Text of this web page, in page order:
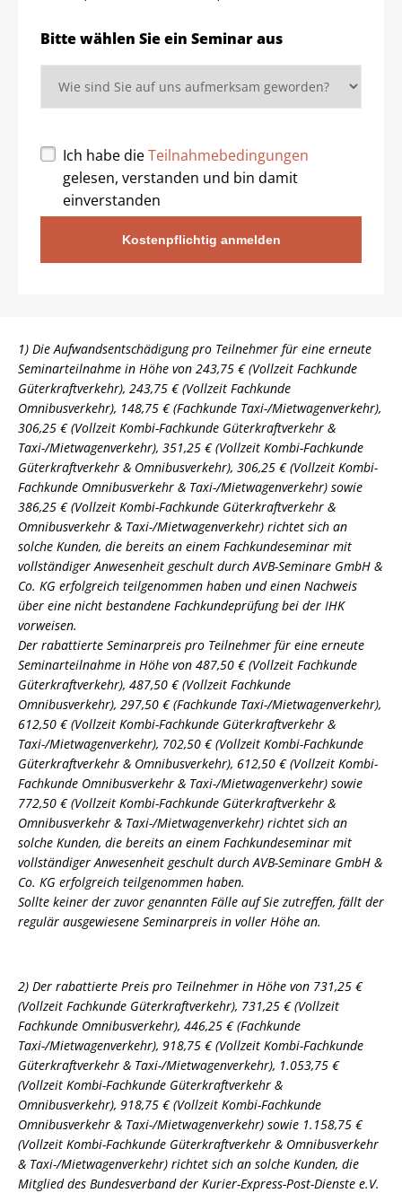
Bitte wählen Sie ein Seminar aus
Ich habe dieTeilnahmebedingungen
gelesen, verstanden und bin damit
einverstanden
Kostenpflichtig anmelden
1) Die Aufwandsentschädigung pro Teilnehmer für eine erneute
Seminarteilnahme in Höhe von 243,75 € (Vollzeit Fachkunde
Güterkraftverkehr), 243,75 € (Vollzeit Fachkunde
Omnibusverkehr), 148,75 € (Fachkunde Taxi-/Mietwagenverkehr),
306,25 € (Vollzeit Kombi-Fachkunde Güterkraftverkehr &
Taxi-/Mietwagenverkehr), 351,25 € (Vollzeit Kombi-Fachkunde
Güterkraftverkehr & Omnibusverkehr), 306,25 € (Vollzeit Kombi-
Fachkunde Omnibusverkehr & Taxi-/Mietwagenverkehr) sowie
386,25 € (Vollzeit Kombi-Fachkunde Güterkraftverkehr &
Omnibusverkehr & Taxi-/Mietwagenverkehr) richtet sich an
solche Kunden, die bereits an einem Fachkundeseminar mit
vollständiger Anwesenheit geschult durch AVB-Seminare GmbH &
Co. KG erfolgreich teilgenommen haben und einen Nachweis
über eine nicht bestandene Fachkundeprüfung bei der IHK
vorweisen.
Der rabattierte Seminarpreis pro Teilnehmer für eine erneute
Seminarteilnahme in Höhe von 487,50 € (Vollzeit Fachkunde
Güterkraftverkehr), 487,50 € (Vollzeit Fachkunde
Omnibusverkehr), 297,50 € (Fachkunde Taxi-/Mietwagenverkehr),
612,50 € (Vollzeit Kombi-Fachkunde Güterkraftverkehr &
Taxi-/Mietwagenverkehr), 702,50 € (Vollzeit Kombi-Fachkunde
Güterkraftverkehr & Omnibusverkehr), 612,50 € (Vollzeit Kombi-
Fachkunde Omnibusverkehr & Taxi-/Mietwagenverkehr) sowie
772,50 € (Vollzeit Kombi-Fachkunde Güterkraftverkehr &
Omnibusverkehr & Taxi-/Mietwagenverkehr) richtet sich an
solche Kunden, die bereits an einem Fachkundeseminar mit
vollständiger Anwesenheit geschult durch AVB-Seminare GmbH &
Co. KG erfolgreich teilgenommen haben.
Sollte keiner der zuvor genannten Fälle auf Sie zutreffen, fällt der
regulär ausgewiesene Seminarpreis in voller Höhe an.
2) Der rabattierte Preis pro Teilnehmer in Höhe von 731,25 €
(Vollzeit Fachkunde Güterkraftverkehr), 731,25 € (Vollzeit
Fachkunde Omnibusverkehr), 446,25 € (Fachkunde
Taxi-/Mietwagenverkehr), 918,75 € (Vollzeit Kombi-Fachkunde
Güterkraftverkehr & Taxi-/Mietwagenverkehr), 1.053,75 €
(Vollzeit Kombi-Fachkunde Güterkraftverkehr &
Omnibusverkehr), 918,75 € (Vollzeit Kombi-Fachkunde
Omnibusverkehr & Taxi-/Mietwagenverkehr) sowie 1.158,75 €
(Vollzeit Kombi-Fachkunde Güterkraftverkehr & Omnibusverkehr
& Taxi-/Mietwagenverkehr) richtet sich an solche Kunden, die
Mitglied des Bundesverband der Kurier-Express-Post-Dienste e.V.